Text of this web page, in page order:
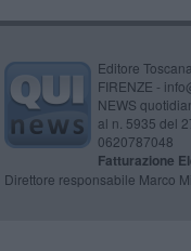
Editore
FIRENZE -
NEWS
al n. 5935 del
0620787048
Fatturazione
Direttore responsabile Marco